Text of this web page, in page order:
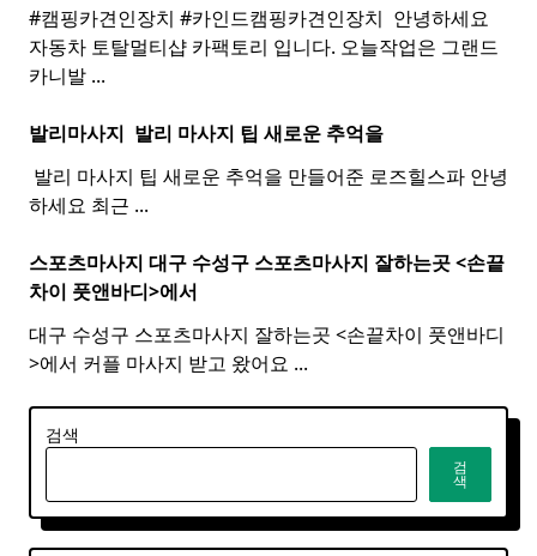
#캠핑카견인장치 #카인드캠핑카견인장치 ​ 안녕하세요
자동차 토탈멀티샵 카팩토리 입니다. 오늘작업은 그랜드
카니발 ...
발리마사지 ​ 발리 마사지 팁 새로운 추억을
​ 발리 마사지 팁 새로운 추억을 만들어준 로즈힐스파 안녕
하세요 최근 ...
스포츠마사지 대구 수성구 스포츠마사지 잘하는곳 <손끝
차이 풋앤바디>에서
대구 수성구 스포츠마사지 잘하는곳 <손끝차이 풋앤바디
>에서 커플 마사지 받고 왔어요 ...
검색
검
색